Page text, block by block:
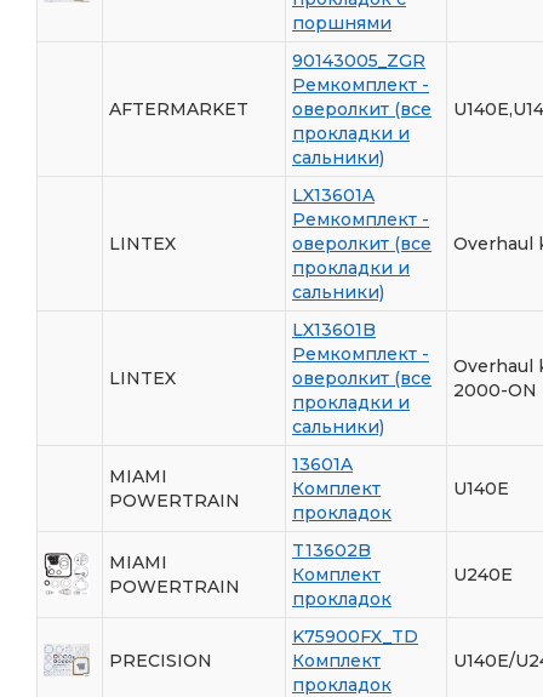
поршнями
AFTERMARKET
90143005_ZGR
Ремкомплект -
оверолкит (все
прокладки и
сальники)
LINTEX
LX13601A
Ремкомплект -
оверолкит (все
прокладки и
сальники)
Overhaul
LINTEX
LX13601B
Ремкомплект -
оверолкит (все
прокладки и
сальники)
Overhaul
2000-ON
MIAMI
POWERTRAIN
13601A
Комплект
прокладок
U140E
MIAMI
POWERTRAIN
T13602B
Комплект
прокладок
U240E
PRECISION
K75900FX_TD
Комплект
прокладок
U140E/